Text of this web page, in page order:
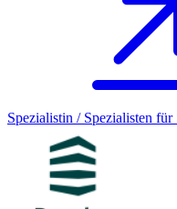
Spezialistin / Spezialisten